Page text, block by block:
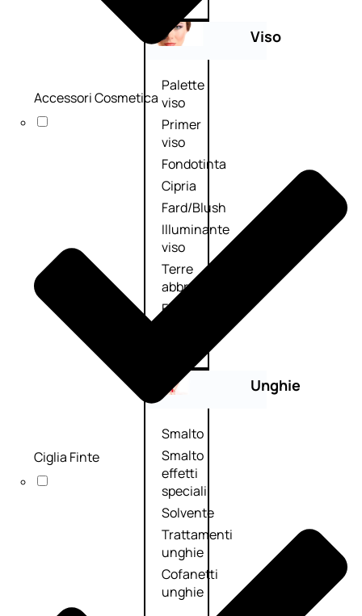
Viso
Palette
viso
Primer
viso
Fondotinta
Cipria
Fard/Blush
Illuminante
viso
Terre
abbronzanti
Fissatore
Unghie
Smalto
Smalto
effetti
speciali
Solvente
Trattamenti
unghie
Cofanetti
unghie
Accessori Cosmetica
Ciglia Finte